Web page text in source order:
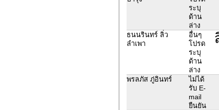
ระบุ
ด้าน
ล่าง
ธนนรินทร์ ลิ่ว
ลำเพา
อื่นๆ
โปรด
ระบุ
ด้าน
ล่าง
พรลภัส ภู่อินทร์
ไม่ได้
รับ E-
mail
ยืนยัน